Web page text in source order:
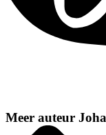
Meer auteur